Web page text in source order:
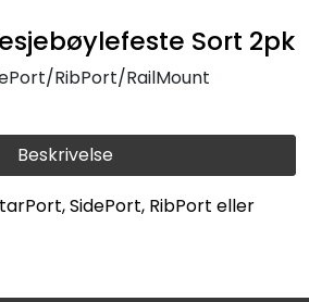
Beskrivelse
SidePort, RibPort eller
Sort 2pk
RibPort/RailMount